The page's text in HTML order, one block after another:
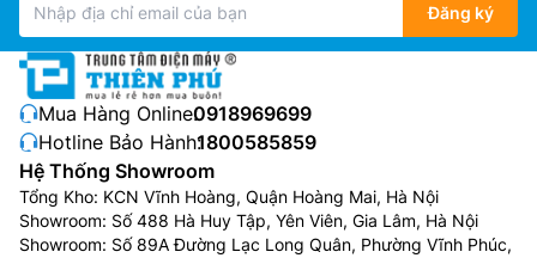
Đăng ký
Mua Hàng Online:0918969699
Hotline Bảo Hành:1800585859
Hệ Thống Showroom
Tổng Kho: KCN Vĩnh Hoàng, Quận Hoàng Mai, Hà Nội
Showroom: Số 488 Hà Huy Tập, Yên Viên, Gia Lâm, Hà Nội
Showroom: Số 89A Đường Lạc Long Quân, Phường Vĩnh Phúc,